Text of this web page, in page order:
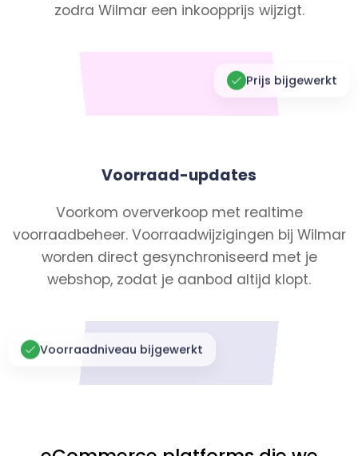
zodra Wilmar een inkoopprijs wijzigt.
Prijs bijgewerkt
Voorraad-updates
Voorkom oververkoop met realtime
voorraadbeheer. Voorraadwijzigingen bij Wilmar
worden direct gesynchroniseerd met je
webshop, zodat je aanbod altijd klopt.
Voorraadniveau bijgewerkt